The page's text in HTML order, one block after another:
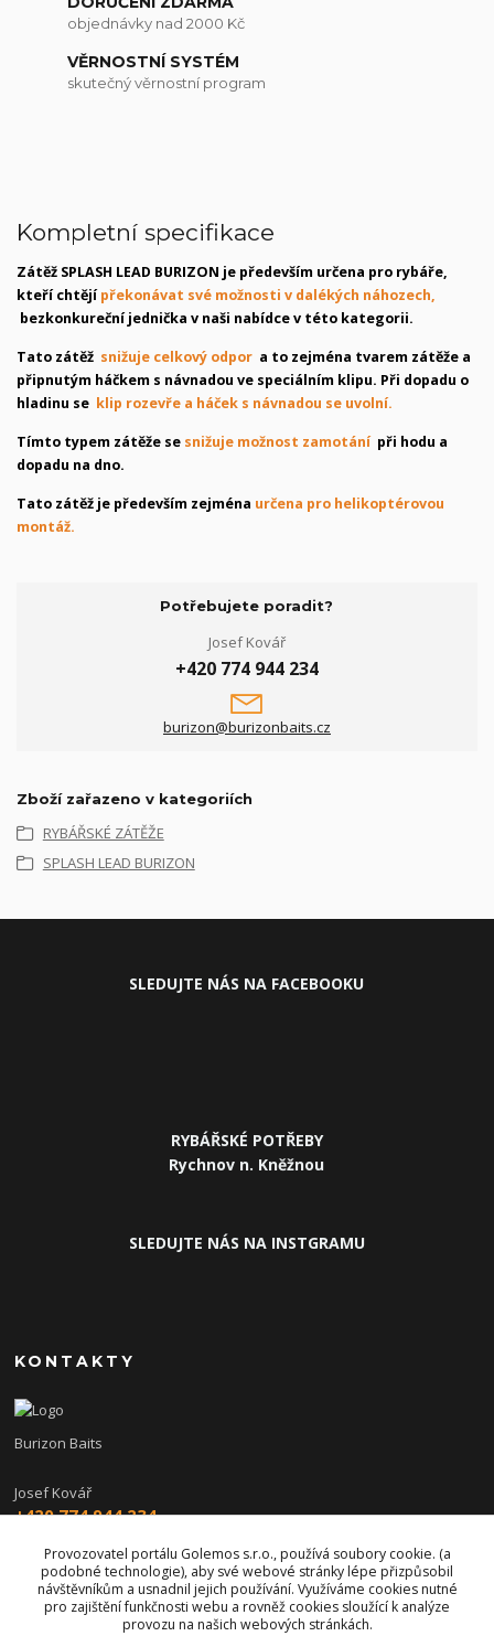
objednávky nad 2000 Kč
VĚRNOSTNÍ SYSTÉM
skutečný věrnostní program
Kompletní specifikace
Zátěž SPLASH LEAD BURIZON je především určena pro rybáře,
kteří chtějípřekonávat své možnosti v dalékých náhozech,
bezkonkureční jednička v naši nabídce v této kategorii.
Tato zátěž snižuje celkový odpor a to zejména tvarem zátěže a
připnutým háčkem s návnadou ve speciálním klipu. Při dopadu o
hladinu se klip rozevře a háček s návnadou se uvolní.
Tímto typem zátěže se snižuje možnost zamotání při hodu a
dopadu na dno.
Tato zátěž je především zejména určena pro helikoptérovou
montáž.
Potřebujete poradit?
Josef Kovář
+420 774 944 234
burizon@burizonbaits.cz
Zboží zařazeno v kategoriích
RYBÁŘSKÉ ZÁTĚŽE
SPLASH LEAD BURIZON
SLEDUJTE NÁS NA FACEBOOKU
RYBÁŘSKÉ POTŘEBY
Rychnov n. Kněžnou
SLEDUJTE NÁS NA INSTGRAMU
KONTAKTY
Burizon Baits
Josef Kovář
+420 774 944 234
burizon@burizonbaits.cz
Provozovatel portálu Golemos s.r.o., používá soubory cookie. (a
podobné technologie), aby své webové stránky lépe přizpůsobil
návštěvníkům a usnadnil jejich používání. Využíváme cookies nutné
pro zajištění funkčnosti webu a rovněž cookies sloužící k analýze
provozu na našich webových stránkách.